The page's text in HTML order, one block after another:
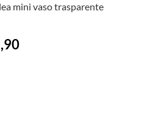
mini vaso trasparente